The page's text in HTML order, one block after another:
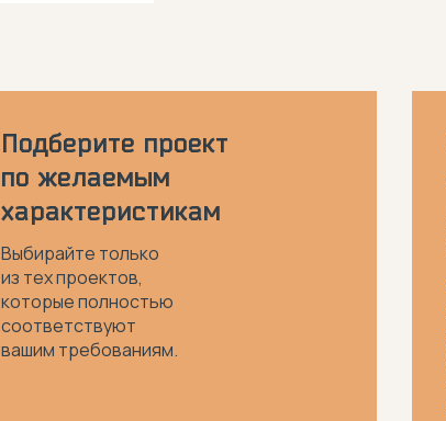
Подберите проект
по желаемым
характеристикам
Выбирайте только
из тех проектов,
которые полностью
соответствуют
вашим требованиям.